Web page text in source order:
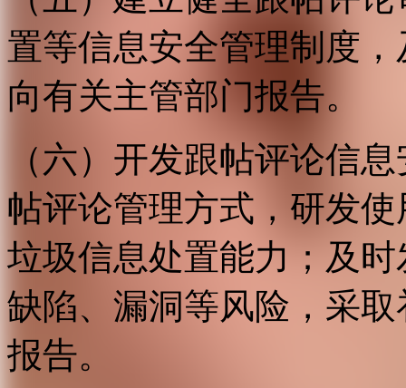
置等信息安全管理制度
向有关主管部门报告。
（六）开发跟帖评论信
帖评论管理方式，研发
垃圾信息处置能力；及
缺陷、漏洞等风险，采
报告。